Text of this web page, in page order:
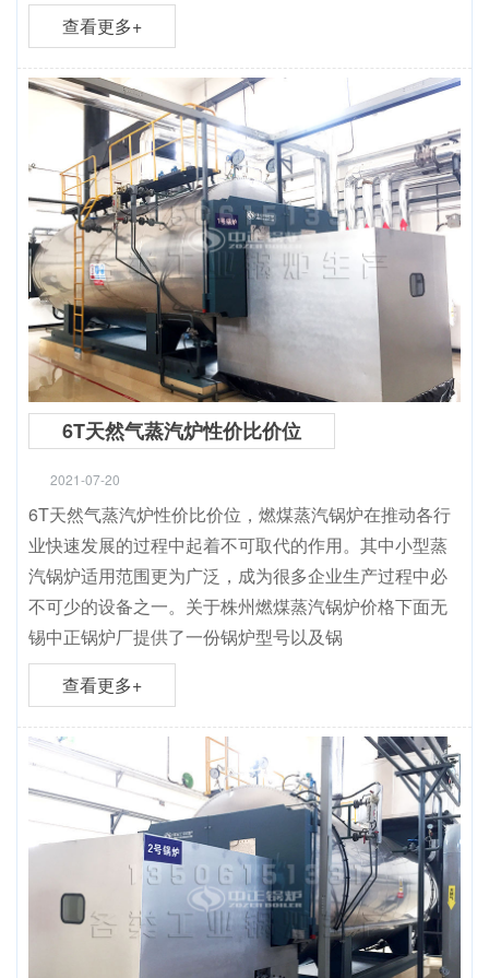
查看更多+
6T天然气蒸汽炉性价比价位
2021-07-20
6T天然气蒸汽炉性价比价位，燃煤蒸汽锅炉在推动各行
业快速发展的过程中起着不可取代的作用。其中小型蒸
汽锅炉适用范围更为广泛，成为很多企业生产过程中必
不可少的设备之一。关于株州燃煤蒸汽锅炉价格下面无
锡中正锅炉厂提供了一份锅炉型号以及锅
查看更多+